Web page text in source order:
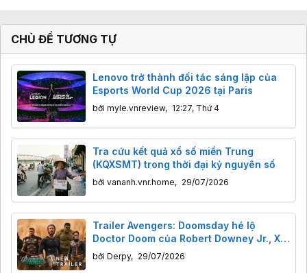
CHỦ ĐỀ TƯƠNG TỰ
Lenovo trở thành đối tác sáng lập của
Esports World Cup 2026 tại Paris
bởi myle.vnreview, 12:27, Thứ 4
Tra cứu kết quả xổ số miền Trung
(KQXSMT) trong thời đại kỷ nguyên số
bởi vananh.vnr.home, 29/07/2026
Trailer Avengers: Doomsday hé lộ
Doctor Doom của Robert Downey Jr., X-
Men, Fantastic Four và Captain America
trở lại.
bởi Derpy, 29/07/2026